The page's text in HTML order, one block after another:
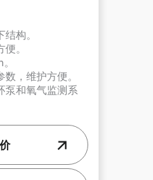
构。
。
，维护方便。
泵和氧气监测系